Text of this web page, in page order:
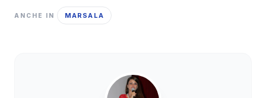
ANCHE IN MARSALA